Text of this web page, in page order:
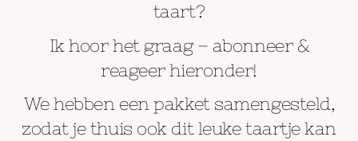
taart?
Ik hoor het graag – abonneer &
reageer hieronder!
We hebben een pakket samengesteld,
zodat je thuis ook dit leuke taartje kan